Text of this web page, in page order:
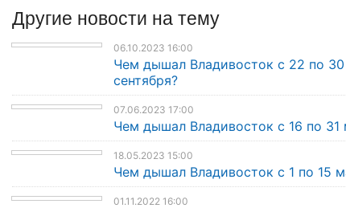
Другие новости на тему
06.10.2023 16:00
Чем дышал Владивосток с 22 по 30
сентября?
07.06.2023 17:00
Чем дышал Владивосток с 16 по 31
18.05.2023 15:00
Чем дышал Владивосток с 1 по 15
01.11.2022 16:00